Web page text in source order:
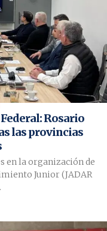
Federal: Rosario
las provincias
en la organización de
Junior (JADAR